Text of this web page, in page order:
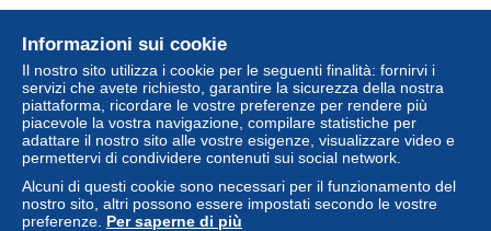
Stato
Informazioni sui cookie
Il nostro sito utilizza i cookie per le seguenti finalità: fornirvi i
servizi che avete richiesto, garantire la sicurezza della nostra
piattaforma, ricordare le vostre preferenze per rendere più
piacevole la vostra navigazione, compilare statistiche per
adattare il nostro sito alle vostre esigenze, visualizzare video e
permettervi di condividere contenuti sui social network.
Alcuni di questi cookie sono necessari per il funzionamento del
nostro sito, altri possono essere impostati secondo le vostre
preferenze. Per saperne di più